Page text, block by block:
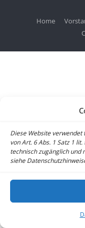
Diese Website
von Art. 6 Abs. 1 Satz 1
technisch zugänglich und
siehe
Home